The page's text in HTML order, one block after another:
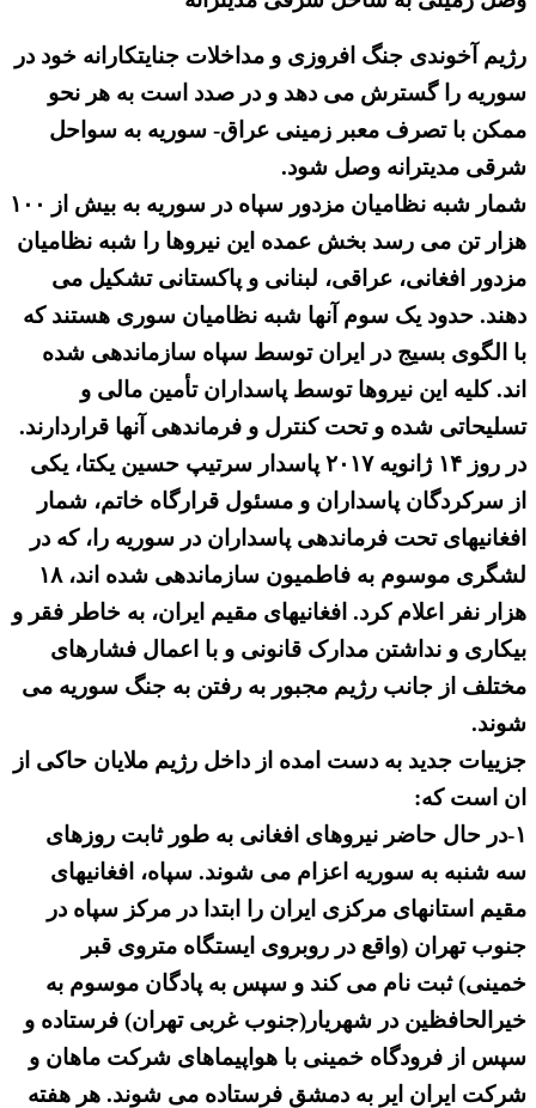
رژیم آخوندی جنگ افروزی و مداخلات جنایتکارانه خود در
سوریه را گسترش می دهد و در صدد است به هر نحو
ممکن با تصرف معبر زمینی عراق- سوریه به سواحل
شرقی مدیترانه وصل شود.
شمار شبه نظامیان مزدور سپاه در سوریه به بیش از ۱۰۰
هزار تن می رسد بخش عمده این نیروها را شبه نظامیان
مزدور افغانی، عراقی، لبنانی و پاکستانی تشکیل می
دهند. حدود یک سوم آنها شبه نظامیان سوری هستند که
با الگوی بسیج در ایران توسط سپاه سازماندهی شده
اند. کلیه این نیروها توسط پاسداران تأمین مالی و
تسلیحاتی شده و تحت کنترل و فرماندهی آنها قراردارند.
در روز ۱۴ ژانویه ۲۰۱۷ پاسدار سرتیپ حسین یکتا، یکی
از سرکردگان پاسداران و مسئول قرارگاه خاتم، شمار
افغانیهای تحت فرماندهی پاسداران در سوریه را، که در
لشگری موسوم به فاطمیون سازماندهی شده اند، ۱۸
هزار نفر اعلام کرد. افغانیهای مقیم ایران، به خاطر فقر و
بیکاری و نداشتن مدارک قانونی و با اعمال فشارهای
مختلف از جانب رژیم مجبور به رفتن به جنگ سوریه می
شوند.
جزییات جدید به دست امده از داخل رژیم ملایان حاکی از
ان است که:
۱-در حال حاضر نیروهای افغانی به طور ثابت روزهای
سه شنبه به سوریه اعزام می شوند. سپاه، افغانیهای
مقیم استانهای مرکزی ایران را ابتدا در مرکز سپاه در
جنوب تهران (واقع در روبروی ایستگاه متروی قبر
خمینی) ثبت نام می کند و سپس به پادگان موسوم به
خیرالحافظین در شهریار(جنوب غربی تهران) فرستاده و
سپس از فرودگاه خمینی با هواپیماهای شرکت ماهان و
شرکت ایران ایر به دمشق فرستاده می شوند. هر هفته